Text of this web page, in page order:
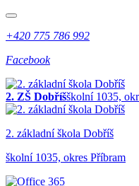
+420 775 786 992
Facebook
2. ZŠ Dobříšškolní 1035,
2. základníškola Dobříš
školní 1035, okres Příbram